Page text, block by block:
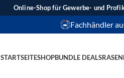
Online-Shop für Gewerbe- und
Fachhändler
STARTSEITESHOPBUNDLE DEALS